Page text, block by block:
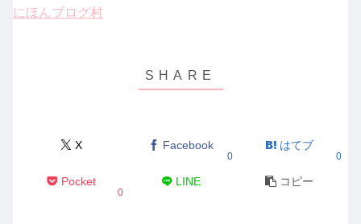
にほんブログ村
X Facebook
0
はてブ
0
Pocket
0
LINE コピー